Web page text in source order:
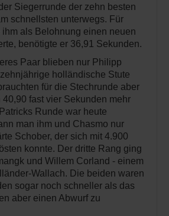
Siegerrunde der zehn besten
schnellsten unterwegs. Für
als Belohnung einen neuen
benötigte er 36,91 Sekunden.
Paar blieben nur Philipp
holländische Stute
für die Stechrunde aber
40,90 fast vier Sekunden mehr
Runde war heute
man ihm und Chasmo nur
Schober, der sich mit 4.900
konnte. Der dritte Rang ging
und Willem Corland - einem
Wallach. Die beiden waren
sogar noch schneller als das
aber einen Abwurf zu